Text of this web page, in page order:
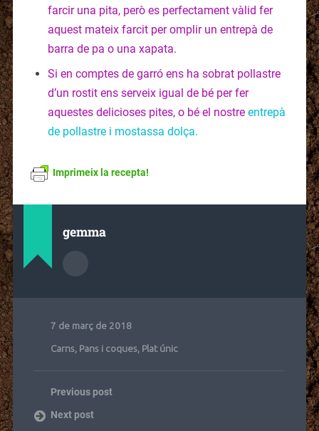
farcir una pita, però es perfectament vàlid fer
aquest mateix farcit per omplir un entrepà de
barra de pa o una xapata.
Si en comptes de garró ens ha sobrat pollastre
d’un rostit ens serveix igual de bé per fer
aquestes delicioses pites, o bé el nostre entrepà
de pollastre i mostassa dolça.
Imprimeix la recepta!
gemma
7 de març de 2018
Carns, Pans i coques, Plat únic
Previous post
Next post